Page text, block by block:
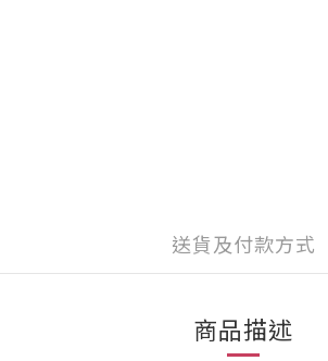
送貨及付款方式
商品描述